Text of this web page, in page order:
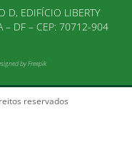
D, EDIFÍCIO LIBERTY
– DF – CEP: 70712-904
by Freepik
reservados